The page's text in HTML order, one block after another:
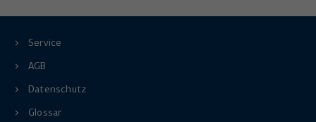
Service
AGB
Datenschutz
Glossar